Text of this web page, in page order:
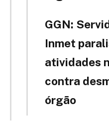
GGN:
Inmet
atividades
contra
órgão